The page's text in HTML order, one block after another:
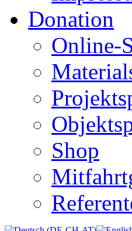
Donation
Online-
Shop